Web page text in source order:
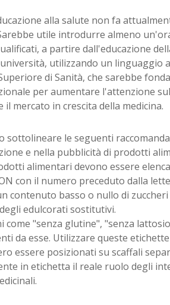
alla salute non fa
utile introdurre almeno
a partire dall'educazione
utilizzando un linguaggio
di Sanità, che sarebbe
per aumentare l'attenzione
mercato in crescita della medicina.
sottolineare le seguenti
e nella pubblicità di prodotti
alimentari devono essere
con il numero preceduto dalla
contenuto basso o nullo di
edulcorati sostitutivi.
come "senza glutine", "senza
da esse. Utilizzare queste
essere posizionati su scaffali
in etichetta il reale ruolo degli